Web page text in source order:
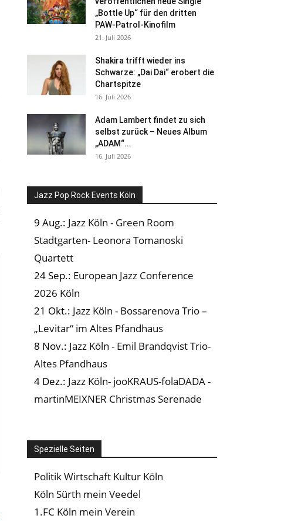
„Bottle Up“ für den dritten
PAW-Patrol-Kinofilm
21. Juli 2026
Shakira trifft wieder ins
Schwarze: „Dai Dai“ erobert die
Chartspitze
16. Juli 2026
Adam Lambert findet zu sich
selbst zurück – Neues Album
„ADAM“...
16. Juli 2026
Jazz Pop Rock Events Köln
9 Aug.: Jazz Köln - Green Room
Stadtgarten- Leonora Tomanoski
Quartett
24 Sep.: European Jazz Conference
2026 Köln
21 Okt.: Jazz Köln - Bossarenova Trio –
„Levitar“ im Altes Pfandhaus
8 Nov.: Jazz Köln - Emil Brandqvist Trio-
Altes Pfandhaus
4 Dez.: Jazz Köln- jooKRAUS-folaDADA -
martinMEIXNER Christmas Serenade
Spezielle Seiten
Politik Wirtschaft Kultur Köln
Köln Sürth mein Veedel
1.FC Köln mein Verein